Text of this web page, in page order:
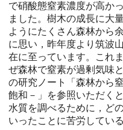
で硝酸態窒素濃度が高か
ました。樹木の成長に大
ようにたくさん森林から
に思い，昨年度より筑波
在に至っています。これ
ぜ森林で窒素が過剰気味
の研究ノート「森林から
飽和－」を参照いただく
水質を調べるために，ど
いったことに苦労してい